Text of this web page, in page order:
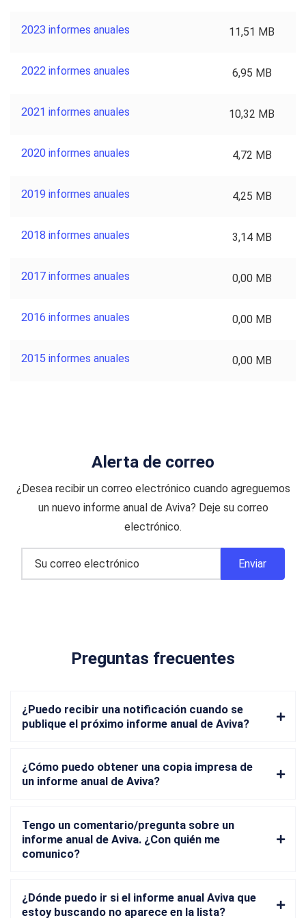
2023 informes anuales 11,51 MB
2022 informes anuales 6,95 MB
2021 informes anuales 10,32 MB
2020 informes anuales 4,72 MB
2019 informes anuales 4,25 MB
2018 informes anuales 3,14 MB
2017 informes anuales 0,00 MB
2016 informes anuales 0,00 MB
2015 informes anuales 0,00 MB
Alerta de correo
¿Desea recibir un correo electrónico cuando agreguemos
un nuevo informe anual de Aviva? Deje su correo
electrónico.
Preguntas frecuentes
¿Puedo recibir una notificación cuando se
publique el próximo informe anual de Aviva?
¿Cómo puedo obtener una copia impresa de
un informe anual de Aviva?
Tengo un comentario/pregunta sobre un
informe anual de Aviva. ¿Con quién me
comunico?
¿Dónde puedo ir si el informe anual Aviva que
estoy buscando no aparece en la lista?